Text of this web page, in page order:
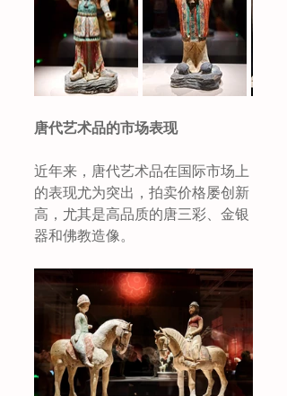
唐代艺术品的市场表现
近年来，唐代艺术品在国际市场上
的表现尤为突出，拍卖价格屡创新
高，尤其是高品质的唐三彩、金银
器和佛教造像。